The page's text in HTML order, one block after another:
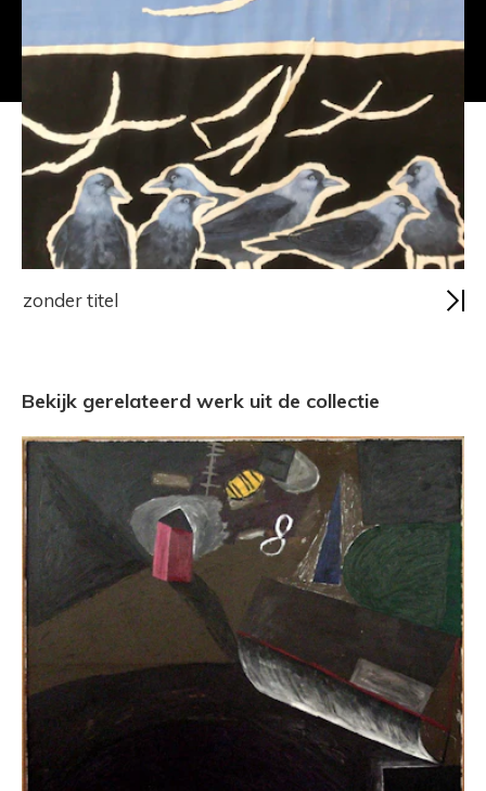
zonder titel
Bekijk gerelateerd werk uit de collectie